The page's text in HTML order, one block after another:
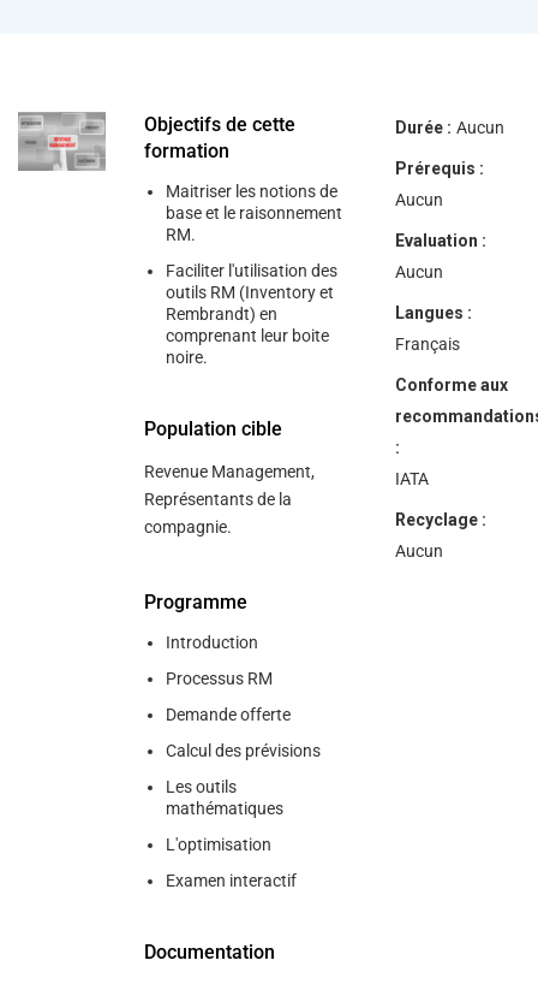
the
content.
Objectifs de cette
formation
Maitriser les notions de
base et le raisonnement
RM.
Faciliter l'utilisation des
outils RM (Inventory et
Rembrandt) en
comprenant leur boite
noire.
Population cible
Revenue Management,
Représentants de la
compagnie.
Programme
Introduction
Processus RM
Demande offerte
Calcul des prévisions
Les outils
mathématiques
L'optimisation
Examen interactif
Documentation
Durée : Aucun
Prérequis :
Aucun
Evaluation :
Aucun
Langues :
Français
Conforme aux
:
IATA
Recyclage :
Aucun